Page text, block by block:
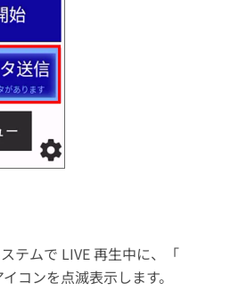
テムで LIVE 再生中に、「
コンを点滅表示します。